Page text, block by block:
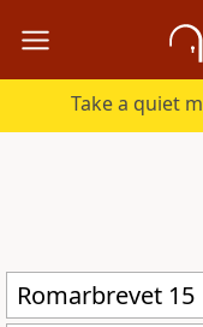
Take a quiet